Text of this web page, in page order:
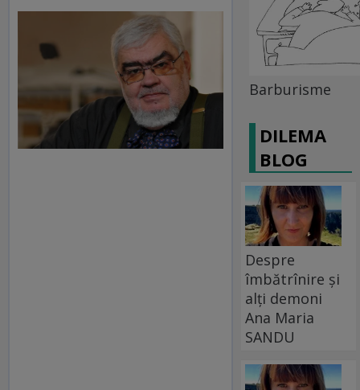
Barburisme
DILEMA
BLOG
Despre
îmbătrînire și
alți demoni
Ana Maria
SANDU